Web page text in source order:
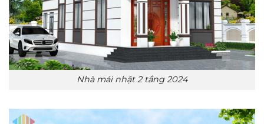
Nhà mái nhật 2 tầng 2024